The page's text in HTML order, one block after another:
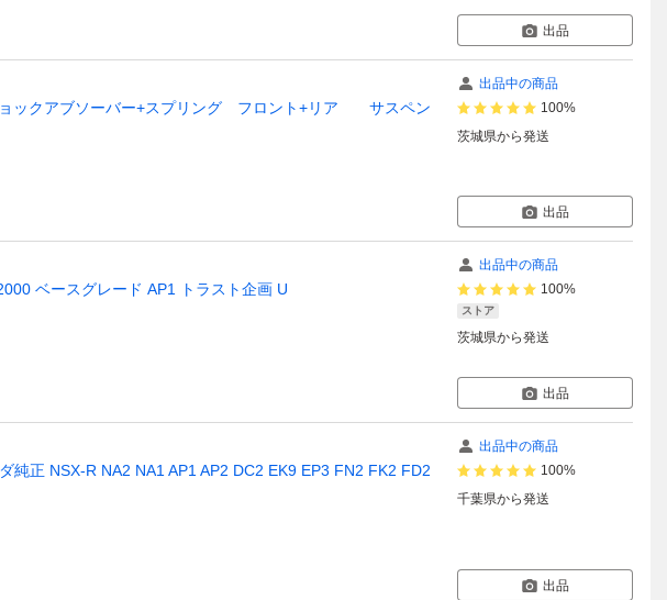
出品
ックアブソーバー+スプリング フロント+リア サスペン
出品中の商品
100%
茨城県から発送
出品
ベースグレード AP1 トラスト企画 U
出品中の商品
100%
ストア
茨城県から発送
出品
正 NSX-R NA2 NA1 AP1 AP2 DC2 EK9 EP3 FN2 FK2 FD2
出品中の商品
100%
千葉県から発送
出品